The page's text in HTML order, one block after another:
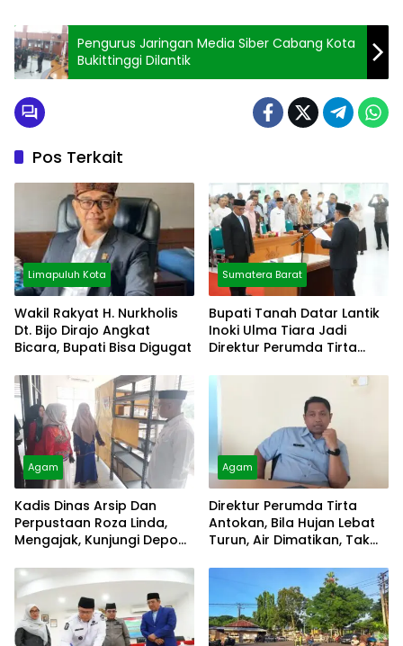
Pengurus Jaringan Media Siber Cabang Kota
Bukittinggi Dilantik
Pos Terkait
Limapuluh Kota
Wakil Rakyat H. Nurkholis
Dt. Bijo Dirajo Angkat
Bicara, Bupati Bisa Digugat
Sumatera Barat
Bupati Tanah Datar Lantik
Inoki Ulma Tiara Jadi
Direktur Perumda Tirta
Agam
Kadis Dinas Arsip Dan
Perpustaan Roza Linda,
Mengajak, Kunjungi Depo
Agam
Direktur Perumda Tirta
Antokan, Bila Hujan Lebat
Turun, Air Dimatikan, Tak